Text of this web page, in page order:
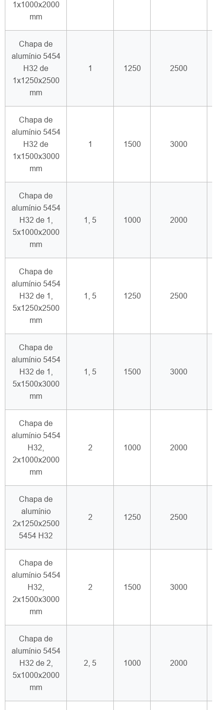
1x1000x2000
mm
Chapa de
alumínio 5454
H32 de
1x1250x2500
mm
1 1250 2500
Chapa de
alumínio 5454
H32 de
1x1500x3000
mm
1 1500 3000
Chapa de
alumínio 5454
H32 de 1,
5x1000x2000
mm
1, 5 1000 2000
Chapa de
alumínio 5454
H32 de 1,
5x1250x2500
mm
1, 5 1250 2500
Chapa de
alumínio 5454
H32 de 1,
5x1500x3000
mm
1, 5 1500 3000
Chapa de
alumínio 5454
H32,
2x1000x2000
mm
2 1000 2000
Chapa de
alumínio
2x1250x2500
5454 H32
2 1250 2500
Chapa de
alumínio 5454
H32,
2x1500x3000
mm
2 1500 3000
Chapa de
alumínio 5454
H32 de 2,
5x1000x2000
mm
2, 5 1000 2000